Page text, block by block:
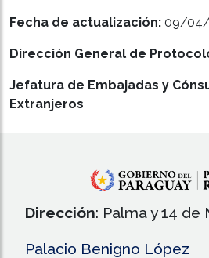
Fecha de actualización: 09/
Dirección General de
Jefatura de Embajadas y
Extranjeros
Dirección: Palma y 14 de
Palacio Benigno López